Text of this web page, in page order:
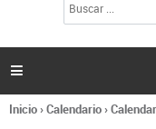
l
s

Se
Inicio›Calendario›